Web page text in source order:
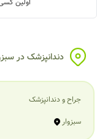
دندانپزشک در سبزوار
جراح و دندانپزشک
سبزوار